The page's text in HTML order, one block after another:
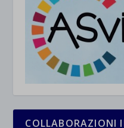
COLLABORAZIONI